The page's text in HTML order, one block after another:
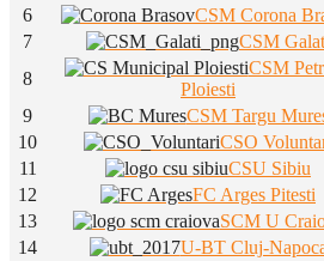
6
CSM Corona
7
CSM
8
CSM
Ploiesti
9
CSM Targu
10
CSO
11
CSU Sibiu
12
FC Arges Pitesti
13
SCM U
14
U-BT Cluj-